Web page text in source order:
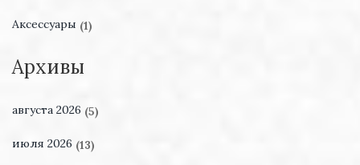
Аксессуары (1)
Архивы
августа 2026 (5)
июля 2026 (13)